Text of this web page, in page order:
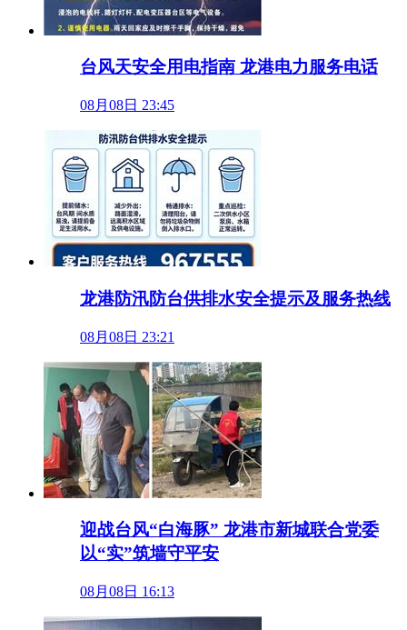
台风天安全用电指南 龙港电力服务电话
08月08日 23:45
龙港防汛防台供排水安全提示及服务热线
08月08日 23:21
迎战台风“白海豚” 龙港市新城联合党委
以“实”筑墙守平安
08月08日 16:13